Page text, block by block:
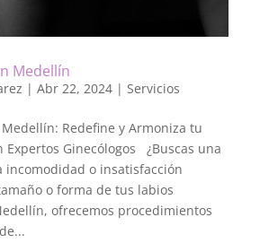
Medellín
| Abr 22, 2024| Servicios
Redefine y Armoniza tu
Expertos Ginecólogos ¿Buscas una
incomodidad o insatisfacción
o forma de tus labios
ofrecemos procedimientos